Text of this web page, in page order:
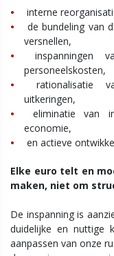
interne
de bundeling van
versnellen,
personeelskosten,
rationalisatie
uitkeringen,
eliminatie van
economie,
en actieve
Elke euro telt en
maken, niet om
De inspanning is
duidelijke en nuttige
aanpassen van onze